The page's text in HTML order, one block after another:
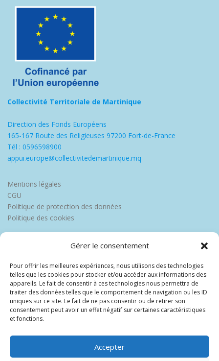
Gérer le consentement
Pour offrir les meilleures expériences, nous utilisons des technologies
telles que les cookies pour stocker et/ou accéder aux informations des
appareils. Le fait de consentir à ces technologies nous permettra de
traiter des données telles que le comportement de navigation ou les ID
uniques sur ce site. Le fait de ne pas consentir ou de retirer son
consentement peut avoir un effet négatif sur certaines caractéristiques
et fonctions.
Accepter
Collectivité Territoriale de Martinique
Direction des Fonds Européens
165-167 Route des Religieuses 97200 Fort-de-France
Tél : 0596598900
appui.europe@collectivitedemartinique.mq
Mentions légales
CGU
Politique de protection des données
Politique des cookies